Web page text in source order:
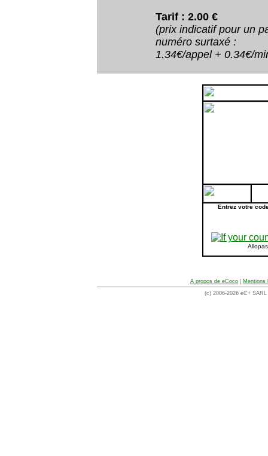
Tarif : 2.00 €
(prix indicatif pour un
numéro surtaxé :
1.34€/appel + 0.34€/
Entrez votre
A propos de eCoco
Mentions
(c) 2006-2026 eC+